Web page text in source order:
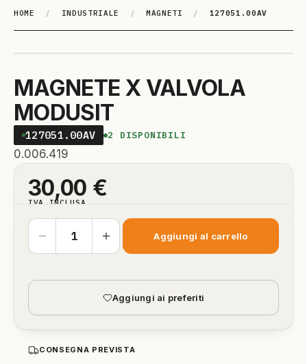
HOME / INDUSTRIALE / MAGNETI / 127051.00AV
MAGNETE X VALVOLA
MODUSIT
127051.00AV 2 DISPONIBILI
0.006.419
30,00 €
IVA INCLUSA
Aggiungi al carrello
Aggiungi ai preferiti
CONSEGNA PREVISTA